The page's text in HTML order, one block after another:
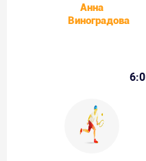
Анна
Виноградова
6:0